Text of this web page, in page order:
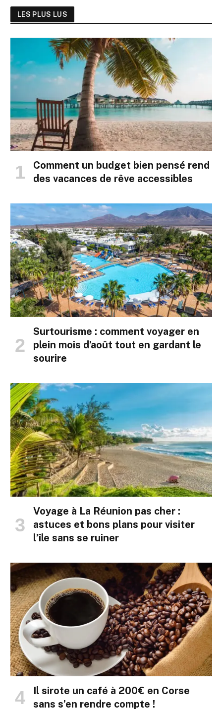
LES PLUS LUS
Comment un budget bien pensé rend
des vacances de rêve accessibles
Surtourisme : comment voyager en
plein mois d’août tout en gardant le
sourire
Voyage à La Réunion pas cher :
astuces et bons plans pour visiter
l’île sans se ruiner
Il sirote un café à 200€ en Corse
sans s’en rendre compte !